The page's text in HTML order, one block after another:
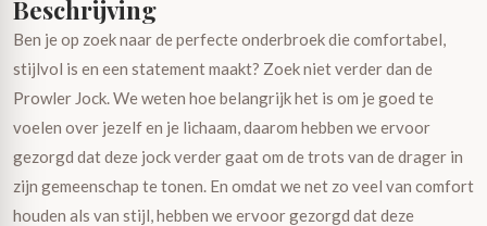
Beschrijving
Ben je op zoek naar de perfecte onderbroek die comfortabel,
stijlvol is en een statement maakt? Zoek niet verder dan de
Prowler Jock. We weten hoe belangrijk het is om je goed te
voelen over jezelf en je lichaam, daarom hebben we ervoor
gezorgd dat deze jock verder gaat om de trots van de drager in
zijn gemeenschap te tonen. En omdat we net zo veel van comfort
houden als van stijl, hebben we ervoor gezorgd dat deze